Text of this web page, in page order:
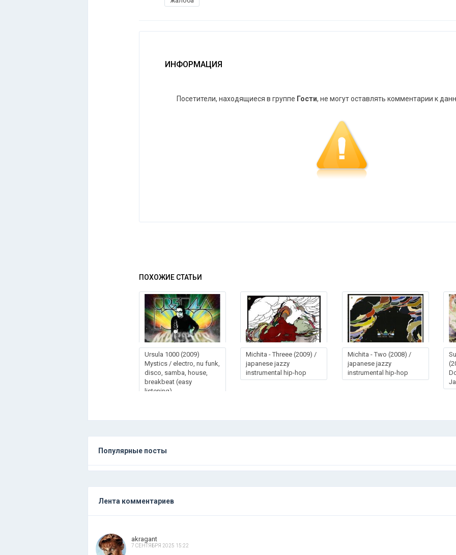
ИНФОРМАЦИЯ
Посетители, находящиеся в группе Гости, не могут оставлять комментарии к
ПОХОЖИЕ СТАТЬИ
Ursula 1000 (2009)
Mystics / electro, nu funk,
disco, samba, house,
breakbeat (easy
listening)
Michita - Threee (2009) /
japanese jazzy
instrumental hip-hop
Michita - Two (2008) /
japanese jazzy
instrumental hip-hop
Популярные посты
Лента комментариев
akragant
7 СЕНТЯБРЯ 2025 15:22